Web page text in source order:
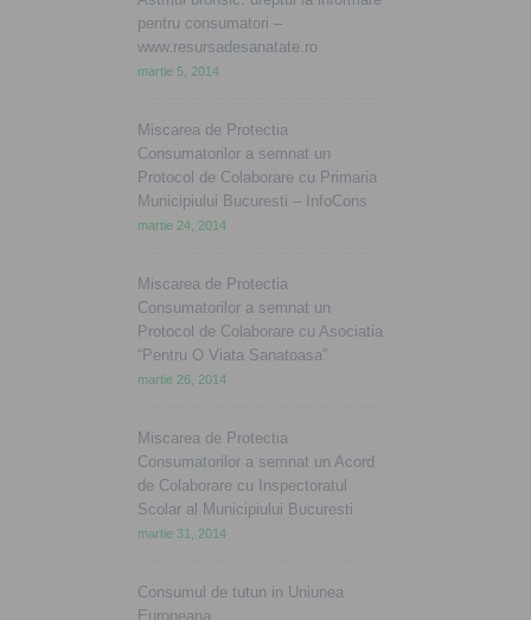
pentru consumatori –
www.resursadesanatate.ro
martie 5, 2014
Miscarea de Protectia
Consumatorilor a semnat un
Protocol de Colaborare cu Primaria
Municipiului Bucuresti – InfoCons
martie 24, 2014
Miscarea de Protectia
Consumatorilor a semnat un
Protocol de Colaborare cu Asociatia
“Pentru O Viata Sanatoasa”
martie 26, 2014
Miscarea de Protectia
Consumatorilor a semnat un Acord
de Colaborare cu Inspectoratul
Scolar al Municipiului Bucuresti
martie 31, 2014
Consumul de tutun in Uniunea
Europeana